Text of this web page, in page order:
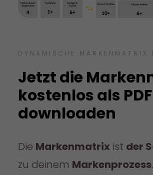
DYNAMISCHE MARKENMATRIX
Jetzt die
kostenlos als PDF
downloaden
Die Markenmatrixist der
zu deinem Markenprozess